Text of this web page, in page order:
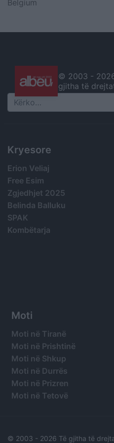
Belgium
© 2003 -
gjitha të
Search
Kryesore
Erion Veliaj
Free Esim
Zgjedhjet 2025
Belinda Balluku
SPAK
Kombëtarja
Moti
Moti në Tiranë
Moti në Prishtinë
Moti në Shkup
Moti në Durrës
Moti në Prizren
Moti në Tetovë
© 2003 - 2026 Të gjitha të